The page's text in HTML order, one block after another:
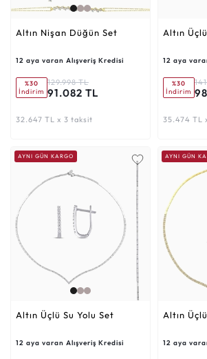
Altın Nişan Düğün Set
12 aya varan Alışveriş Kredisi
%30
İndirim
129.998 TL
91.082 TL
32.647 TL x 3 taksit
Altın
12 aya
%30
İndirim
35.474 TL
AYNI GÜN KARGO
Altın Üçlü Su Yolu Set
12 aya varan Alışveriş Kredisi
AYNI GÜN
Altın
12 aya